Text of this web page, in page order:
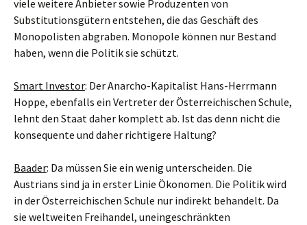
viele weitere Anbieter sowie Produzenten von
Substitutionsgütern entstehen, die das Geschäft des
Monopolisten abgraben. Monopole können nur Bestand
haben, wenn die Politik sie schützt.
Smart Investor: Der Anarcho-Kapitalist Hans-Herrmann
Hoppe, ebenfalls ein Vertreter der Österreichischen Schule,
lehnt den Staat daher komplett ab. Ist das denn nicht die
konsequente und daher richtigere Haltung?
Baader: Da müssen Sie ein wenig unterscheiden. Die
Austrians sind ja in erster Linie Ökonomen. Die Politik wird
in der Österreichischen Schule nur indirekt behandelt. Da
sie weltweiten Freihandel, uneingeschränkten